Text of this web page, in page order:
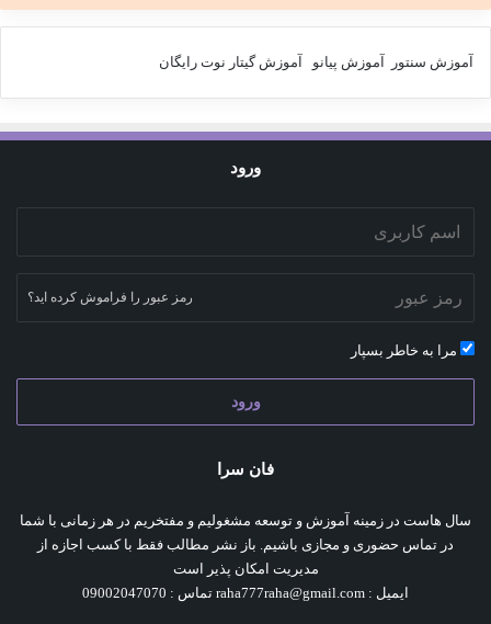
آموزش سنتور آموزش پیانو آموزش گیتار نوت رایگان
ورود
رمز عبور را فراموش کرده اید؟
مرا به خاطر بسپار
ورود
فان سرا
سال هاست در زمینه آموزش و توسعه مشغولیم و مفتخریم در هر زمانی با شما
در تماس حضوری و مجازی باشیم. باز نشر مطالب فقط با کسب اجازه از
مدیریت امکان پذیر است
ایمیل : raha777raha@gmail.com تماس : 09002047070